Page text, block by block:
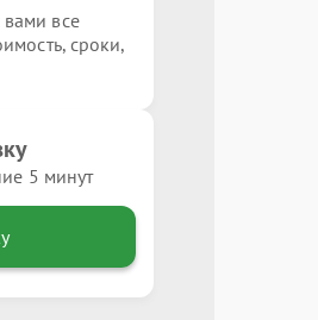
все
сроки,
5 минут